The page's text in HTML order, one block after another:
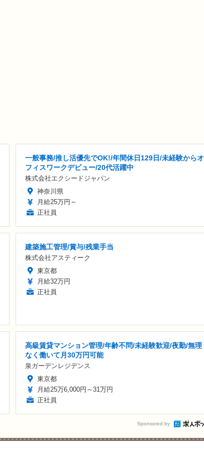
一般事務/推し活優先でOK!/年間休日129日/未経験からオ
フィスワークデビュー/20代活躍中
株式会社エクシードジャパン
神奈川県
月給25万円～
正社員
建築施工管理/賞与/残業手当
株式会社アスティーク
東京都
月給32万円
正社員
高級賃貸マンション管理/年齢不問/未経験歓迎/夜勤/無理
なく働いて月30万円可能
泉ガーデンレジデンス
東京都
月給25万6,000円～31万円
正社員
Sponsored by